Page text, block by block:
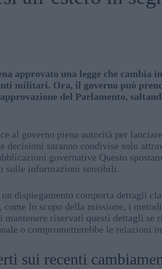
approvato una legge che cambia
militari. Ora, il governo può
del Parlamento,
al governo piena autorità per
decisioni saranno condivise solo
governative Questo
sulle informazioni sensibili.
un dispiegamento comporta dettagli
lo scopo della missione, i
mantenere riservati questi dettagli se
o comprometterebbe le relazioni
sui recenti